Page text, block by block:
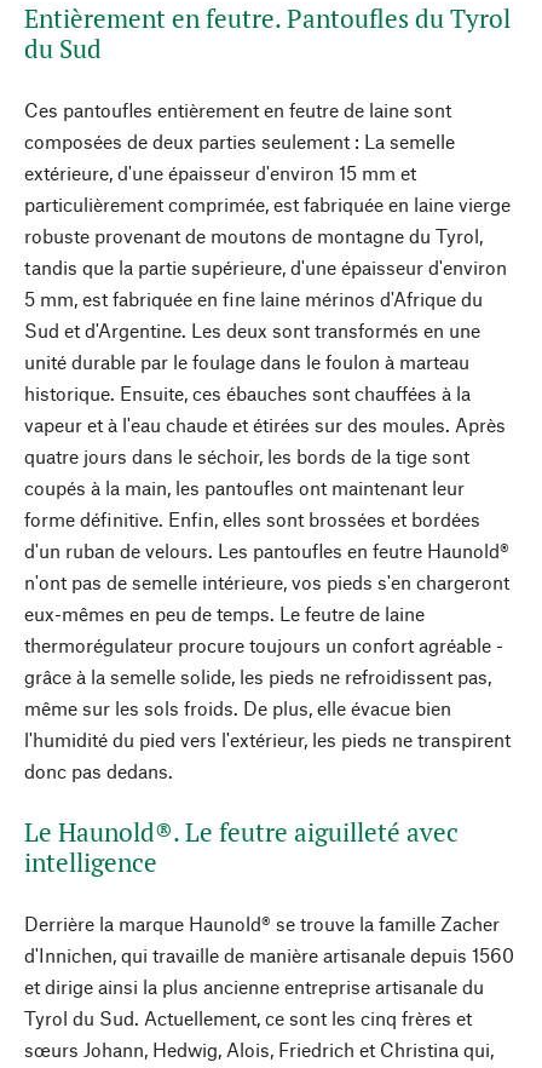
Entièrement en feutre. Pantoufles du Tyrol
du Sud
Ces pantoufles entièrement en feutre de laine sont
composées de deux parties seulement : La semelle
extérieure, d'une épaisseur d'environ 15 mm et
particulièrement comprimée, est fabriquée en laine vierge
robuste provenant de moutons de montagne du Tyrol,
tandis que la partie supérieure, d'une épaisseur d'environ
5 mm, est fabriquée en fine laine mérinos d'Afrique du
Sud et d'Argentine. Les deux sont transformés en une
unité durable par le foulage dans le foulon à marteau
historique. Ensuite, ces ébauches sont chauffées à la
vapeur et à l'eau chaude et étirées sur des moules. Après
quatre jours dans le séchoir, les bords de la tige sont
coupés à la main, les pantoufles ont maintenant leur
forme définitive. Enfin, elles sont brossées et bordées
d'un ruban de velours. Les pantoufles en feutre Haunold®
n'ont pas de semelle intérieure, vos pieds s'en chargeront
eux-mêmes en peu de temps. Le feutre de laine
thermorégulateur procure toujours un confort agréable -
grâce à la semelle solide, les pieds ne refroidissent pas,
même sur les sols froids. De plus, elle évacue bien
l'humidité du pied vers l'extérieur, les pieds ne transpirent
donc pas dedans.
Le Haunold®. Le feutre aiguilleté avec
intelligence
Derrière la marque Haunold® se trouve la famille Zacher
d'Innichen, qui travaille de manière artisanale depuis 1560
et dirige ainsi la plus ancienne entreprise artisanale du
Tyrol du Sud. Actuellement, ce sont les cinq frères et
sœurs Johann, Hedwig, Alois, Friedrich et Christina qui,